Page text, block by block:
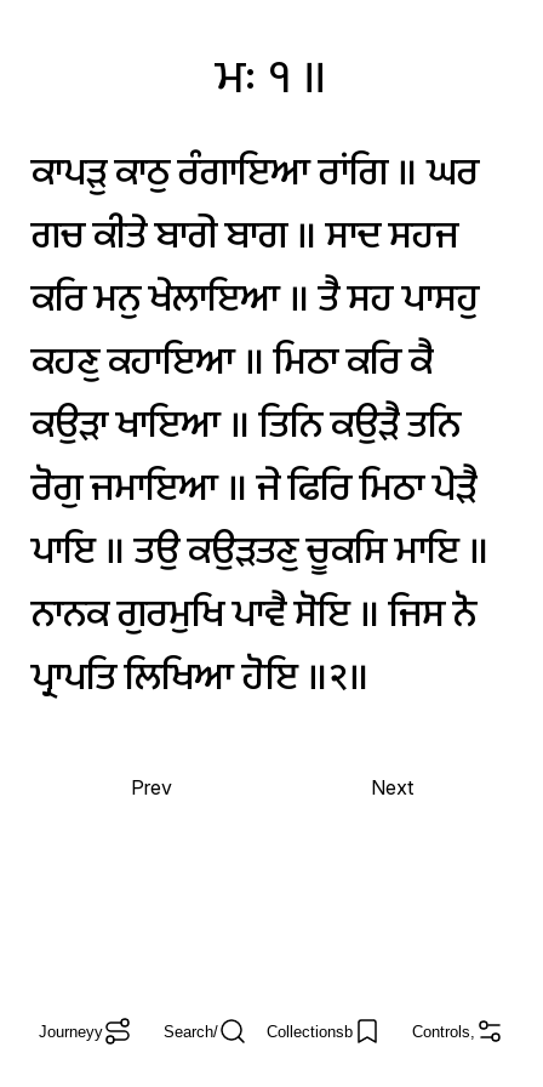
ਮਃ ੧ ॥
ਕਾਪੜੁਕਾਠੁਰੰਗਾਇਆਰਾਂਗਿ॥ਘਰ
ਗਚਕੀਤੇਬਾਗੇਬਾਗ॥ਸਾਦਸਹਜ
ਕਰਿਮਨੁਖੇਲਾਇਆ॥ਤੈਸਹਪਾਸਹੁ
ਕਹਣੁਕਹਾਇਆ॥ਮਿਠਾਕਰਿਕੈ
ਕਉੜਾਖਾਇਆ॥ਤਿਨਿਕਉੜੈਤਨਿ
ਰੋਗੁਜਮਾਇਆ॥ਜੇਫਿਰਿਮਿਠਾਪੇੜੈ
ਪਾਇ॥ਤਉਕਉੜਤਣੁਚੂਕਸਿਮਾਇ॥
ਨਾਨਕਗੁਰਮੁਖਿਪਾਵੈਸੋਇ॥ਜਿਸਨੋ
ਪ੍ਰਾਪਤਿਲਿਖਿਆਹੋਇ॥੨॥
Prev Next
Journeyy Search/ Collectionsb Controls